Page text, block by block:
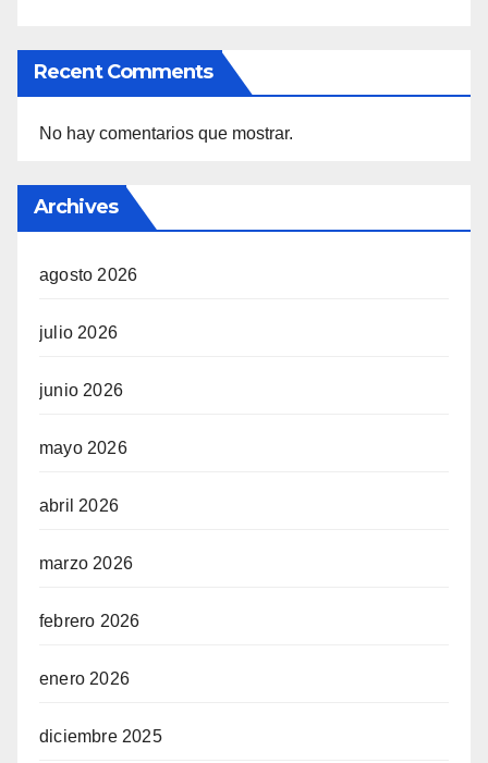
Recent Comments
No hay comentarios que mostrar.
Archives
agosto 2026
julio 2026
junio 2026
mayo 2026
abril 2026
marzo 2026
febrero 2026
enero 2026
diciembre 2025